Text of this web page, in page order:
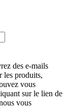
des e-mails
les produits,
vous
sur le lien de
vous